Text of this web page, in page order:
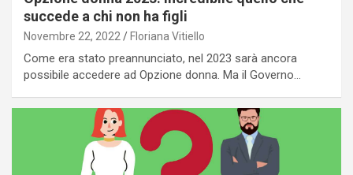
succede a chi non ha figli
Novembre 22, 2022 Floriana Vitiello
Come era stato preannunciato, nel 2023 sarà ancora
possibile accedere ad Opzione donna. Ma il Governo…